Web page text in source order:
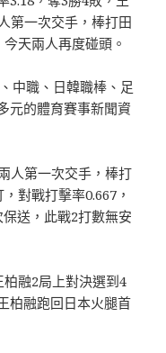
第一次交手，棒打田
天兩人再度碰頭。
中職、日韓職棒、足
元的體育賽事新聞資
人第一次交手，棒打
對戰打擊率0.667，
送，此戰2打數無安
融2局上對決選到4
柏融跑回日本火腿首